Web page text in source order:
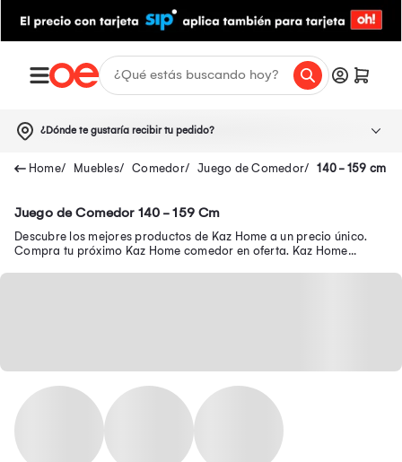
¿Dónde te gustaría recibir tu pedido?
Muebles Comedor Juego de Comedor 140 - 159 cm
Juego de Comedor 140 - 159 Cm
Descubre los mejores productos de Kaz Home a un precio único.
Compra tu próximo Kaz Home comedor en oferta. Kaz Home